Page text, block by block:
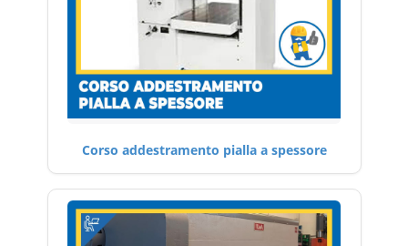
Corso addestramento pialla a spessore